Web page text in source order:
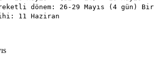
dönem: 26-29 Mayıs (4 gün) Bir
11 Haziran